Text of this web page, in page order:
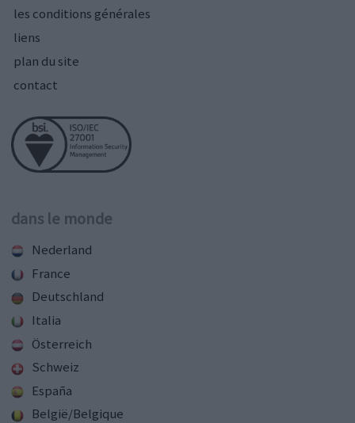
les conditions générales
liens
plan du site
contact
dans le monde
Nederland
France
Deutschland
Italia
Österreich
Schweiz
España
België/Belgique